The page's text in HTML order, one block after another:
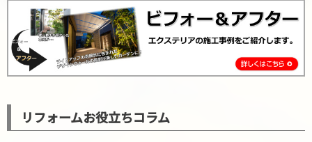
リフォームお役立ちコラム